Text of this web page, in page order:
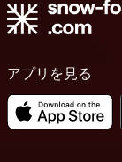
アプリを見る